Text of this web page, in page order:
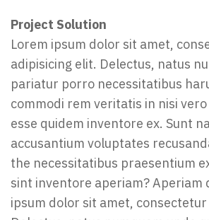
Project Solution
Lorem ipsum dolor sit amet,
adipisicing elit. Delectus, natus
pariatur porro necessitatibus
commodi rem veritatis in nisi
esse quidem inventore ex. Sunt
accusantium voluptates
the necessitatibus praesentium
sint inventore aperiam? Aperiam
ipsum dolor sit amet,